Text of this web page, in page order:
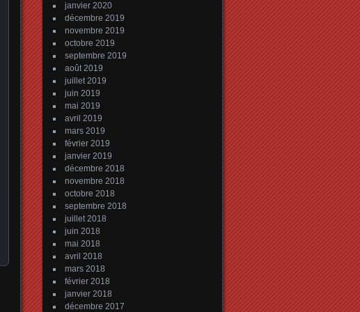
janvier 2020
décembre 2019
novembre 2019
octobre 2019
septembre 2019
août 2019
juillet 2019
juin 2019
mai 2019
avril 2019
mars 2019
février 2019
janvier 2019
décembre 2018
novembre 2018
octobre 2018
septembre 2018
juillet 2018
juin 2018
mai 2018
avril 2018
mars 2018
février 2018
janvier 2018
décembre 2017